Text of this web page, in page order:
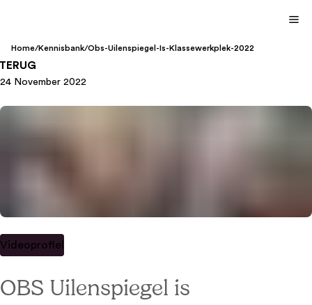
Home/Kennisbank/Obs-Uilenspiegel-Is-Klassewerkplek-2022
24 November 2022
Videoprofiel
OBS Uilenspiegel is